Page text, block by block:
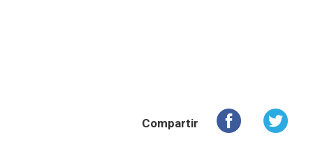
Compartir